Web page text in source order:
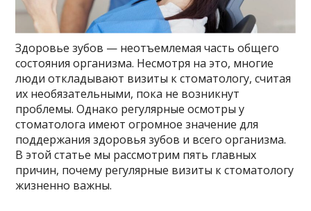
Здоровье зубов — неотъемлемая часть общего
состояния организма. Несмотря на это, многие
люди откладывают визиты к стоматологу, считая
их необязательными, пока не возникнут
проблемы. Однако регулярные осмотры у
стоматолога имеют огромное значение для
поддержания здоровья зубов и всего организма.
В этой статье мы рассмотрим пять главных
причин, почему регулярные визиты к стоматологу
жизненно важны.